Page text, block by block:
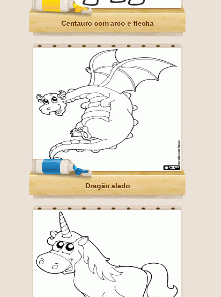
Centauro com arco e flecha
Dragão alado